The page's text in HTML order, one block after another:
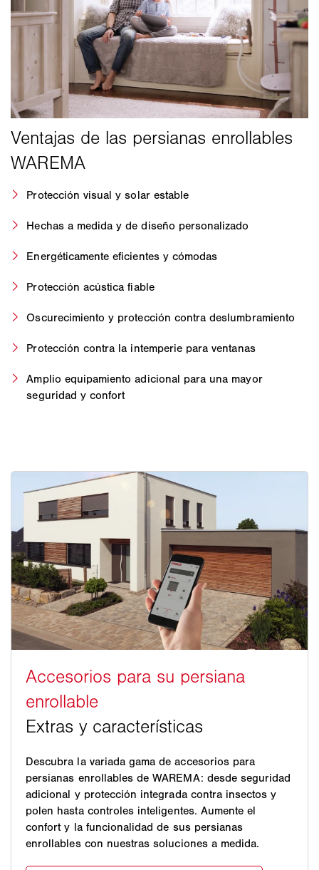
Protección visual y solar estable
Hechas a medida y de diseño personalizado
Energéticamente eficientes y cómodas
Protección acústica fiable
Oscurecimiento y protección contra deslumbramiento
Protección contra la intemperie para ventanas
Amplio equipamiento adicional para una mayor
seguridad y confort
Descubra la variada gama de accesorios para
persianas enrollables de WAREMA: desde seguridad
adicional y protección integrada contra insectos y
polen hasta controles inteligentes. Aumente el
confort y la funcionalidad de sus persianas
enrollables con nuestras soluciones a medida.